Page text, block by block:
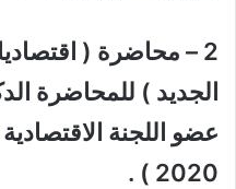
2 – محاضرة (
الجديد ) للمحاضرة
2020 ) .